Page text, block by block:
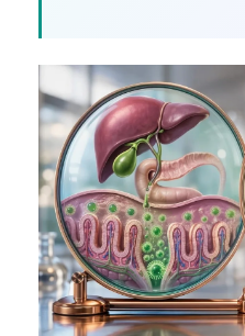
简体中文
فارسی
Български
Dansk
Nederlands
हिन्दी
Bahasa Indonesia